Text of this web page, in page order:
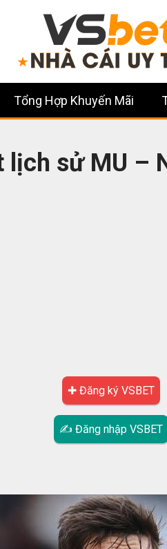
Tổng Hợp Khuyến Mãi
sử MU –
✚ Đăng ký VSBET
✍ Đăng nhập VSBET